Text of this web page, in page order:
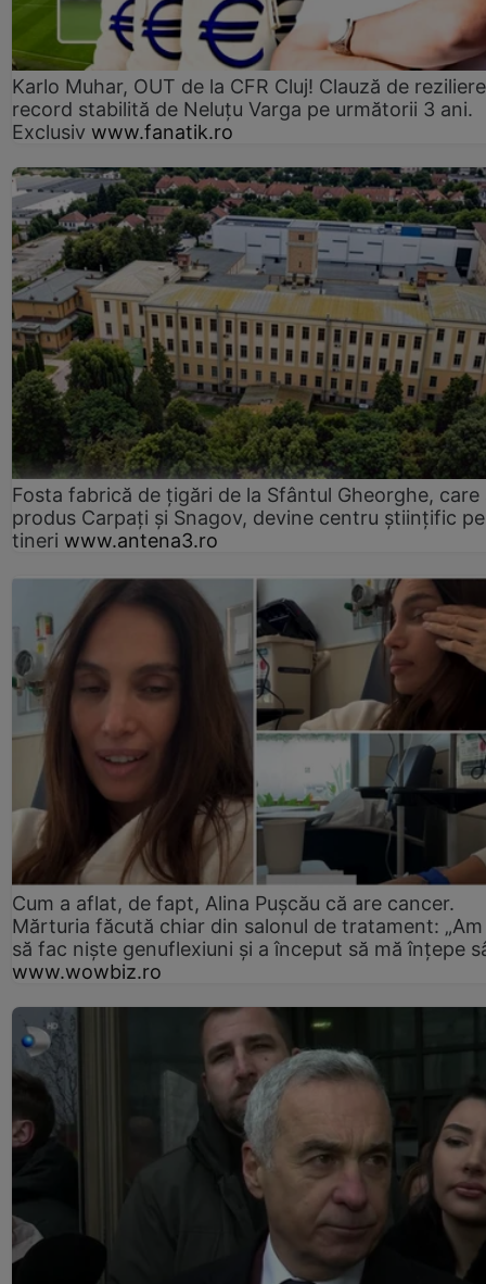
Karlo Muhar, OUT de la CFR Cluj! Clauză de reziliere
record stabilită de Neluțu Varga pe următorii 3 ani.
Exclusiv www.fanatik.ro
Fosta fabrică de țigări de la Sfântul Gheorghe, care
produs Carpați și Snagov, devine centru științific
tineri www.antena3.ro
Cum a aflat, de fapt, Alina Pușcău că are cancer.
Mărturia făcută chiar din salonul de tratament:
să fac niște genuflexiuni și a început să mă înțepe
www.wowbiz.ro